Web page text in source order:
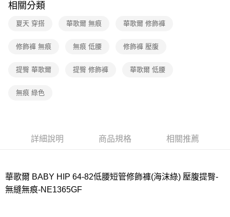
每筆NT$80，滿NT$1,000(含以上)免運費
付款後7-11取貨
每筆NT$80，滿NT$1,000(含以上)免運費
離島
每筆NT$80，滿NT$1,000(含以上)免運費
相關分類
夏天 穿搭 華歌爾 無痕 華歌爾 修飾褲
修飾褲 無痕 無痕 低腰 修飾褲 壓腹
提臀 華歌爾 提臀 修飾褲 華歌爾 低腰
無痕 綠色
詳細說明 商品規格 相關推薦
華歌爾 BABY HIP 64-82低腰短管修飾褲(海沫綠) 壓腹提臀-
無縫無痕-NE1365GF